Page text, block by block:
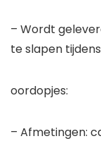
– Wordt
te slapen
oordopjes:
– Afmetingen: